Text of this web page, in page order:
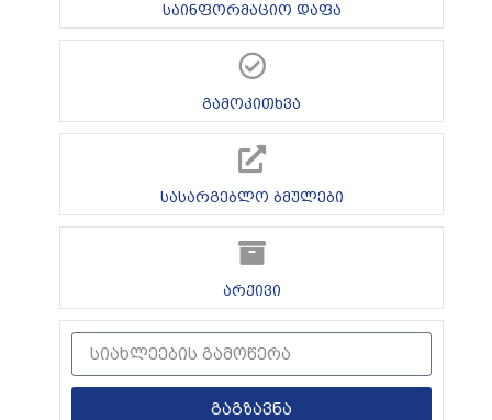
საინფორმაციო დაფა
გამოკითხვა
სასარგებლო ბმულები
არქივი
გაგზავნა